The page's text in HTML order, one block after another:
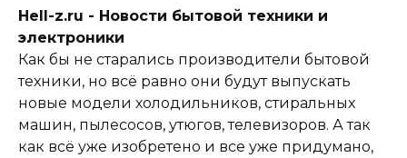
Hell-z.ru - Новости бытовой техники и
электроники
Как бы не старались производители бытовой
техники, но всё равно они будут выпускать
новые модели холодильников, стиральных
машин, пылесосов, утюгов, телевизоров. А так
как всё уже изобретено и все уже придумано,